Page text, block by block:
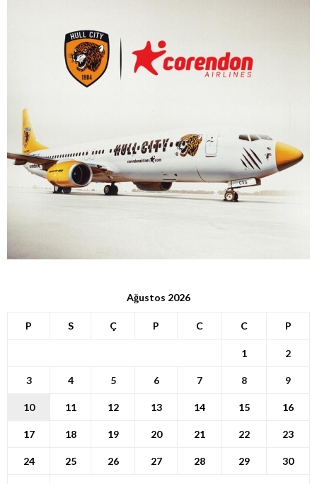
Ağustos 2026
P S Ç P C C P
1 2
3 4 5 6 7 8 9
10 11 12 13 14 15 16
17 18 19 20 21 22 23
24 25 26 27 28 29 30